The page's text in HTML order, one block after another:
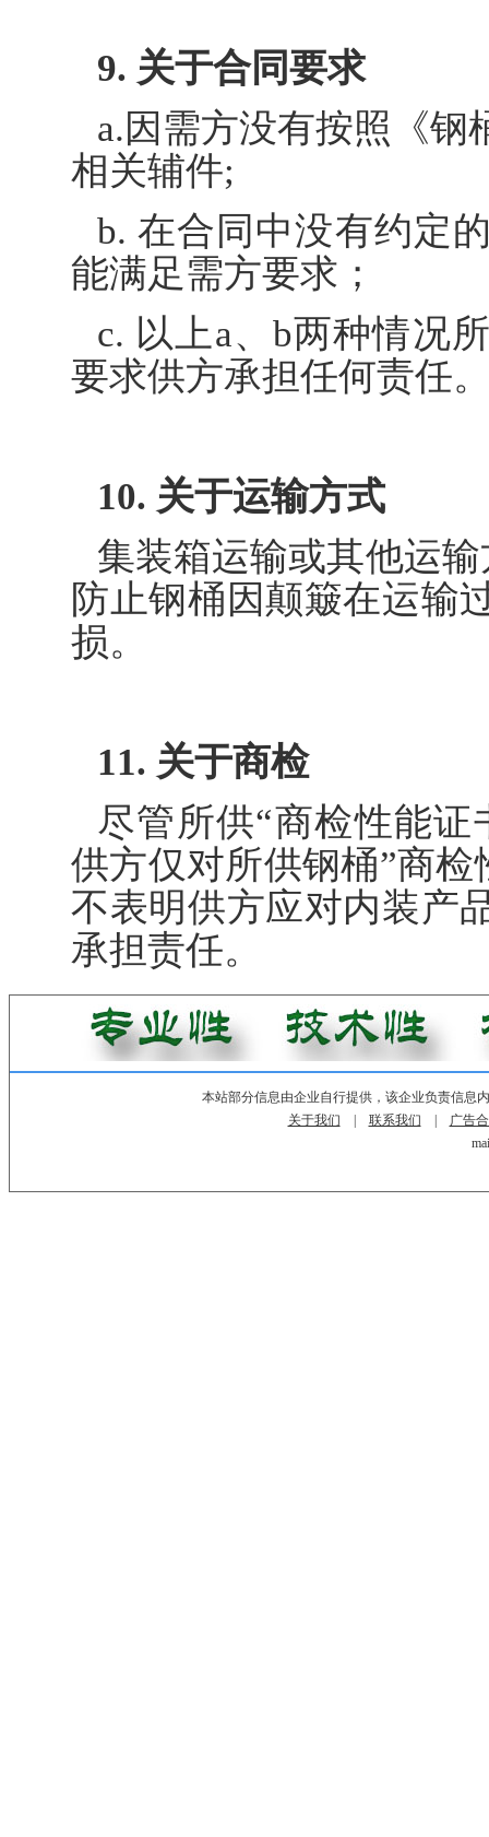
9. 关于合同要求
a.因需方没有按照《
相关辅件;
b. 在合同中没有约定
能满足需方要求；
c. 以上a、b两种情况
要求供方承担任何责任
10. 关于运输方式
集装箱运输或其他运
防止钢桶因颠簸在运输
损。
11. 关于商检
尽管所供“商检性能
供方仅对所供钢桶”商
不表明供方应对内装产
承担责任。
本站部分信息由企业自行提供，该企业负责信息
关于我们
联系我们
广告